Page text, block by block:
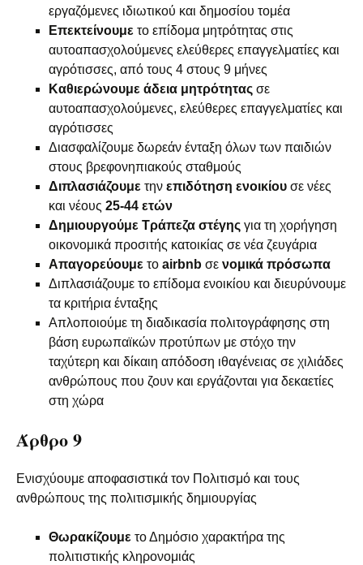
εργαζόμενες ιδιωτικού και δημοσίου τομέα
Επεκτείνουμε το επίδομα μητρότητας στις
αυτοαπασχολούμενες ελεύθερες επαγγελματίες και
αγρότισσες, από τους 4 στους 9 μήνες
Καθιερώνουμε άδεια μητρότητας σε
αυτοαπασχολούμενες, ελεύθερες επαγγελματίες και
αγρότισσες
Διασφαλίζουμε δωρεάν ένταξη όλων των παιδιών
στους βρεφονηπιακούς σταθμούς
Διπλασιάζουμε την επιδότηση ενοικίου σε νέες
και νέους 25-44 ετών
Δημιουργούμε Τράπεζα στέγης για τη χορήγηση
οικονομικά προσιτής κατοικίας σε νέα ζευγάρια
Απαγορεύουμε το airbnb σε νομικά πρόσωπα
Διπλασιάζουμε το επίδομα ενοικίου και διευρύνουμε
τα κριτήρια ένταξης
Απλοποιούμε τη διαδικασία πολιτογράφησης στη
βάση ευρωπαϊκών προτύπων με στόχο την
ταχύτερη και δίκαιη απόδοση ιθαγένειας σε χιλιάδες
ανθρώπους που ζουν και εργάζονται για δεκαετίες
στη χώρα
Άρθρο 9
Ενισχύουμε αποφασιστικά τον Πολιτισμό και τους
ανθρώπους της πολιτισμικής δημιουργίας
Θωρακίζουμε το Δημόσιο χαρακτήρα της
πολιτιστικής κληρονομιάς